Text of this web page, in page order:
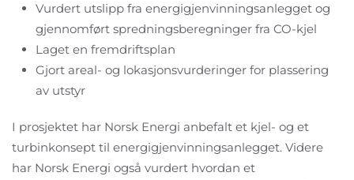
Vurdert utslipp fra energigjenvinningsanlegget og
gjennomført spredningsberegninger fra CO-kjel
Laget en fremdriftsplan
Gjort areal- og lokasjonsvurderinger for plassering
av utstyr
I prosjektet har Norsk Energi anbefalt et kjel- og et
turbinkonsept til energigjenvinningsanlegget. Videre
har Norsk Energi også vurdert hvordan et